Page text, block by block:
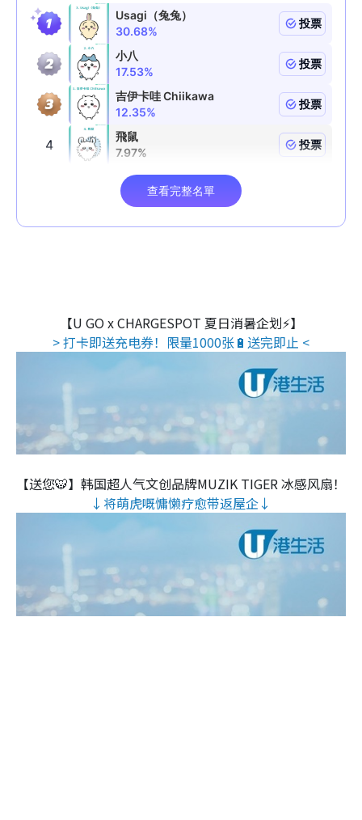
【U GO x CHARGESPOT 夏日消暑企划⚡】
> 打卡即送充电券！限量1000张🔋送完即止 <
【送您🐯】韩国超人气文创品牌MUZIK TIGER 冰感风扇！
↓将萌虎嘅慵懒疗愈带返屋企↓